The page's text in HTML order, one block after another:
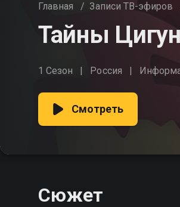
Главная / Записи ТВ-эфиров
Тайны
1 Сезон Россия
Смотреть
Сюжет